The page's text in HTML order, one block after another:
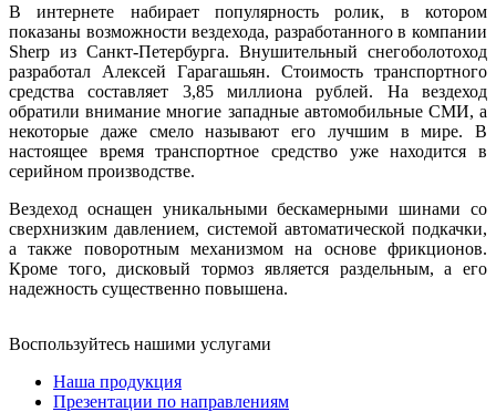
В интернете набирает популярность ролик, в котором
показаны возможности вездехода, разработанного в компании
Sherp из Санкт-Петербурга. Внушительный снегоболотоход
разработал Алексей Гарагашьян. Стоимость транспортного
средства составляет 3,85 миллиона рублей. На вездеход
обратили внимание многие западные автомобильные СМИ, а
некоторые даже смело называют его лучшим в мире. В
настоящее время транспортное средство уже находится в
серийном производстве.
Вездеход оснащен уникальными бескамерными шинами со
сверхнизким давлением, системой автоматической подкачки,
а также поворотным механизмом на основе фрикционов.
Кроме того, дисковый тормоз является раздельным, а его
надежность существенно повышена.
Воспользуйтесь нашими услугами
Наша продукция
Презентации по направлениям